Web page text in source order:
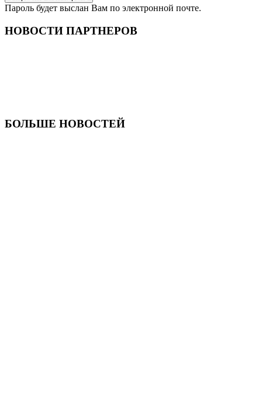
Пароль будет выслан Вам по электронной почте.
НОВОСТИ ПАРТНЕРОВ
БОЛЬШЕ НОВОСТЕЙ